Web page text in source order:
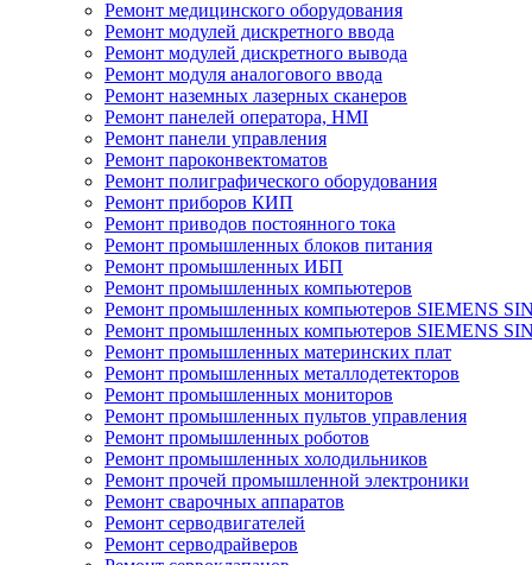
Ремонт медицинского оборудования
Ремонт модулей дискретного ввода
Ремонт модулей дискретного вывода
Ремонт модуля аналогового ввода
Ремонт наземных лазерных сканеров
Ремонт панелей оператора, HMI
Ремонт панели управления
Ремонт пароконвектоматов
Ремонт полиграфического оборудования
Ремонт приборов КИП
Ремонт приводов постоянного тока
Ремонт промышленных блоков питания
Ремонт промышленных ИБП
Ремонт промышленных компьютеров
Ремонт промышленных компьютеров SIEMENS
Ремонт промышленных компьютеров SIEMENS
Ремонт промышленных материнских плат
Ремонт промышленных металлодетекторов
Ремонт промышленных мониторов
Ремонт промышленных пультов управления
Ремонт промышленных роботов
Ремонт промышленных холодильников
Ремонт прочей промышленной электроники
Ремонт сварочных аппаратов
Ремонт серводвигателей
Ремонт серводрайверов